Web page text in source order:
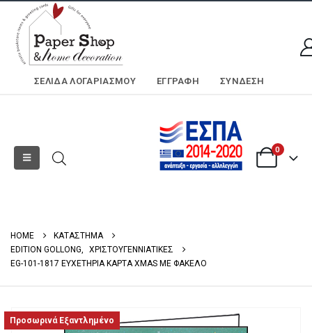
ΣΕΛΊΔΑ ΛΟΓΑΡΙΑΣΜΟΎ ΕΓΓΡΑΦΗ ΣΎΝΔΕΣΗ
0
HOME
ΚΑΤΑΣΤΗΜΑ
EDITION GOLLONG
ΧΡΙΣΤΟΥΓΕΝΝΙΑΤΙΚΕΣ
EG-101-1817 ΕΥΧΕΤΗΡΙΑ ΚΑΡΤΑ XMAS ΜΕ ΦΑΚΕΛΟ
Προσωρινά Εξαντλημένο